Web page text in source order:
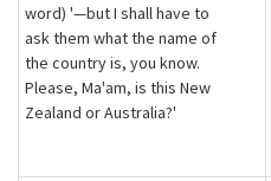
word) '—but I shall have to
ask them what the name of
the country is, you know.
Please, Ma'am, is this New
Zealand or Australia?'